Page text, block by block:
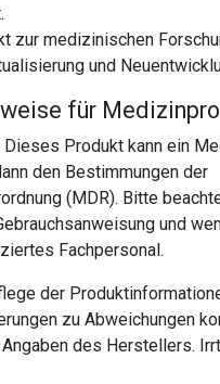
zur medizinischen
und
für
Dieses Produkt kann ein
den Bestimmungen der
(MDR). Bitte
und
Fachpersonal.
der
zu Abweichungen
des Herstellers.